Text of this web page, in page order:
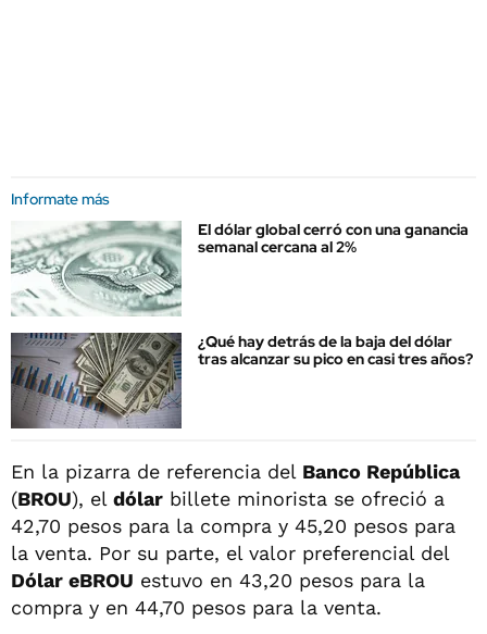
Informate más
El dólar global cerró con una ganancia
semanal cercana al 2%
¿Qué hay detrás de la baja del dólar
tras alcanzar su pico en casi tres años?
En la pizarra de referencia del Banco República
(BROU), el dólar billete minorista se ofreció a
42,70 pesos para la compra y 45,20 pesos para
la venta. Por su parte, el valor preferencial del
Dólar eBROU estuvo en 43,20 pesos para la
compra y en 44,70 pesos para la venta.